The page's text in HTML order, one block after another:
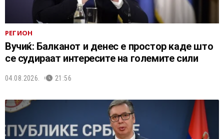
РЕГИОН
Вучиќ: Балканот и денес е простор каде што
се судираат интересите на големите сили
04.08.2026. 21:56